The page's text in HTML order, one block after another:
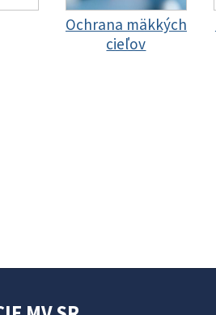
Ochrana mäkkých
cieľov